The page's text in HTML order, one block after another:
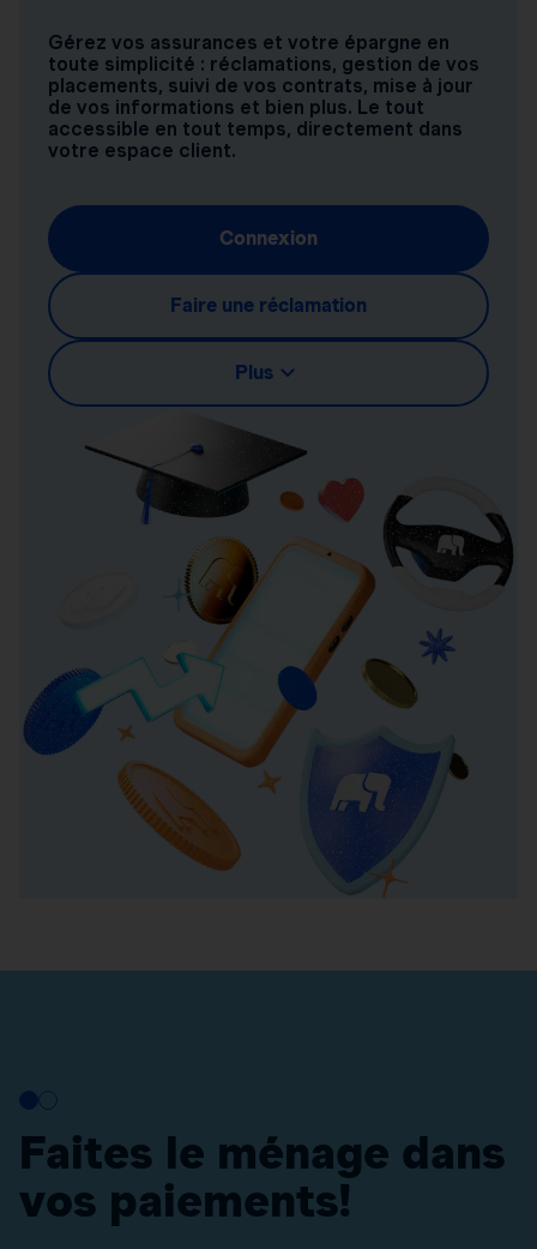
Gérez vos assurances et votre épargne en
toute simplicité : réclamations, gestion de vos
placements, suivi de vos contrats, mise à jour
de vos informations et bien plus. Le tout
accessible en tout temps, directement dans
votre espace client.
Connexion
Faire une réclamation
Plus
Faites le ménage dans
vos paiements!